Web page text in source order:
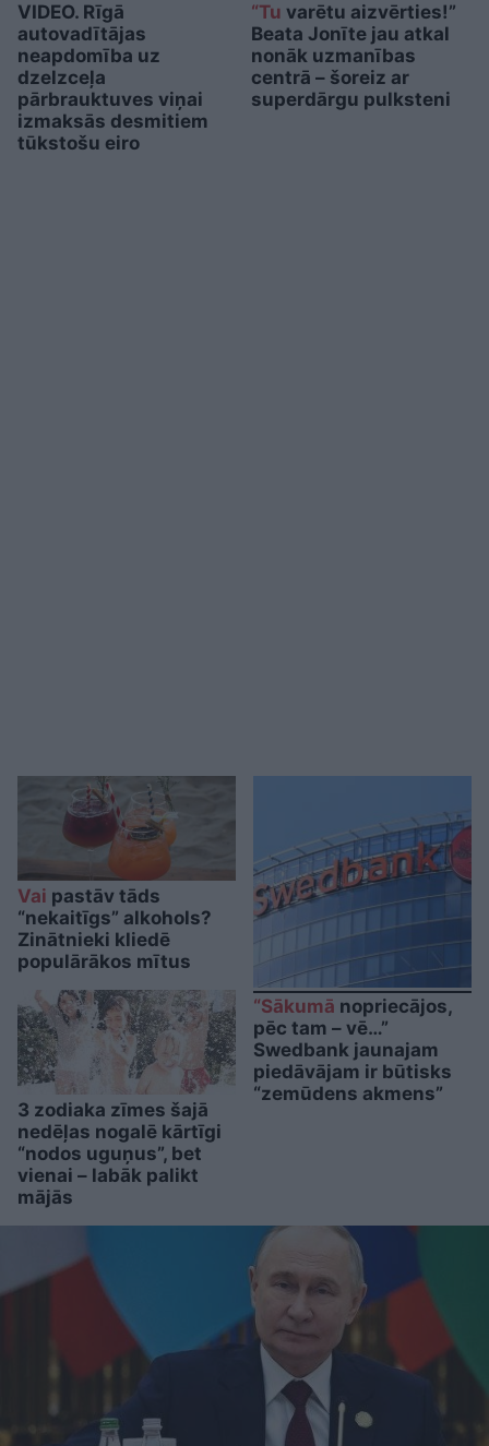
VIDEO. Rīgā
autovadītājas
neapdomība uz
dzelzceļa
pārbrauktuves viņai
izmaksās desmitiem
tūkstošu eiro
“Tu varētu aizvērties!”
Beata Jonīte jau atkal
nonāk uzmanības
centrā – šoreiz ar
superdārgu pulksteni
Vai pastāv tāds
“nekaitīgs” alkohols?
Zinātnieki kliedē
populārākos mītus
3 zodiaka zīmes šajā
nedēļas nogalē kārtīgi
“nodos uguņus”, bet
vienai – labāk palikt
mājās
“Sākumā nopriecājos,
pēc tam – vē…”
Swedbank jaunajam
piedāvājam ir būtisks
“zemūdens akmens”